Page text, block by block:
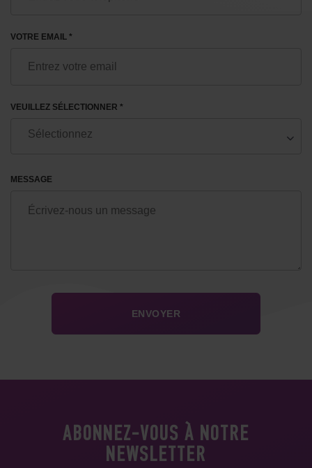
VOTRE EMAIL *
VEUILLEZ SÉLECTIONNER *
MESSAGE
ABONNEZ-VOUS À NOTRE
NEWSLETTER